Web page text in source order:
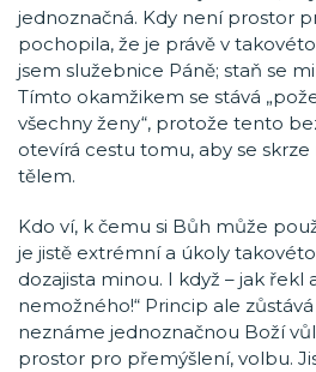
jednoznačná. Kdy není prostor
pochopila, že je právě v
jsem služebnice Páně; staň se
Tímto okamžikem se stává
všechny ženy“, protože tento
otevírá cestu tomu, aby se skrze
tělem.
Kdo ví, k čemu si Bůh může
je jistě extrémní a úkoly
dozajista minou. I když – jak řekl
nemožného!“ Princip ale
neznáme jednoznačnou Boží
prostor pro přemýšlení, volbu.